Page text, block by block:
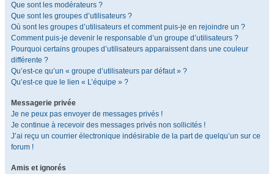
Que sont les modérateurs ?
Que sont les groupes d’utilisateurs ?
Où sont les groupes d’utilisateurs et comment puis-je en rejoindre un ?
Comment puis-je devenir le responsable d’un groupe d’utilisateurs ?
Pourquoi certains groupes d’utilisateurs apparaissent dans une couleur
différente ?
Qu’est-ce qu’un « groupe d’utilisateurs par défaut » ?
Qu’est-ce que le lien « L’équipe » ?
Messagerie privée
Je ne peux pas envoyer de messages privés !
Je continue à recevoir des messages privés non sollicités !
J’ai reçu un courrier électronique indésirable de la part de quelqu’un sur ce
forum !
Amis et ignorés